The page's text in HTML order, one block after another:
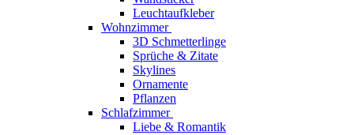
Leuchtaufkleber
Wohnzimmer
3D Schmetterlinge
Sprüche & Zitate
Skylines
Ornamente
Pflanzen
Schlafzimmer
Liebe & Romantik